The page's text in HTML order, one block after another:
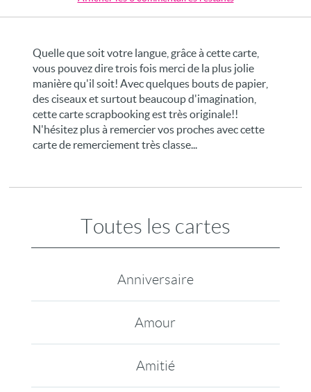
Quelle que soit votre langue, grâce à cette carte,
vous pouvez dire trois fois merci de la plus jolie
manière qu'il soit! Avec quelques bouts de papier,
des ciseaux et surtout beaucoup d'imagination,
cette carte scrapbooking est très originale!!
N'hésitez plus à remercier vos proches avec cette
carte de remerciement très classe...
Toutes les cartes
Anniversaire
Amour
Amitié